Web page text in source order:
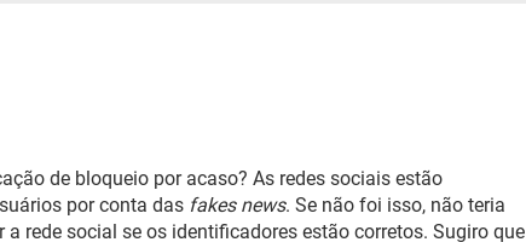
de bloqueio por acaso? As redes sociais estão
por conta das fakes news. Se não foi isso, não teria
rede social se os identificadores estão corretos. Sugiro que